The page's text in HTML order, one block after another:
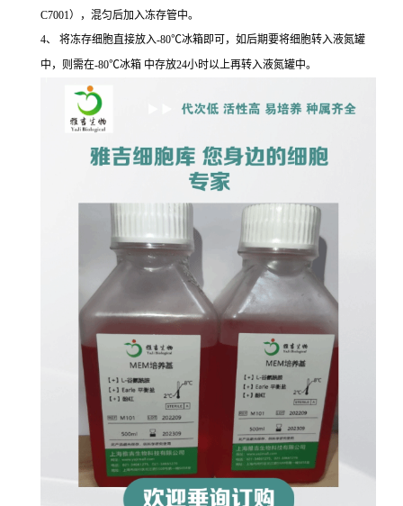
C7001），混匀后加入冻存管中。
4、 将冻存细胞直接放入-80℃冰箱即可，如后期要将细胞转入液氮罐
中，则需在-80℃冰箱 中存放24小时以上再转入液氮罐中。